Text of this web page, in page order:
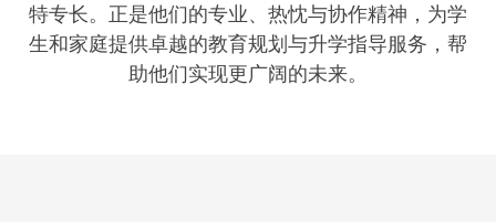
特专长。正是他们的专业、热忱与协作精神，为学
生和家庭提供卓越的教育规划与升学指导服务，帮
助他们实现更广阔的未来。